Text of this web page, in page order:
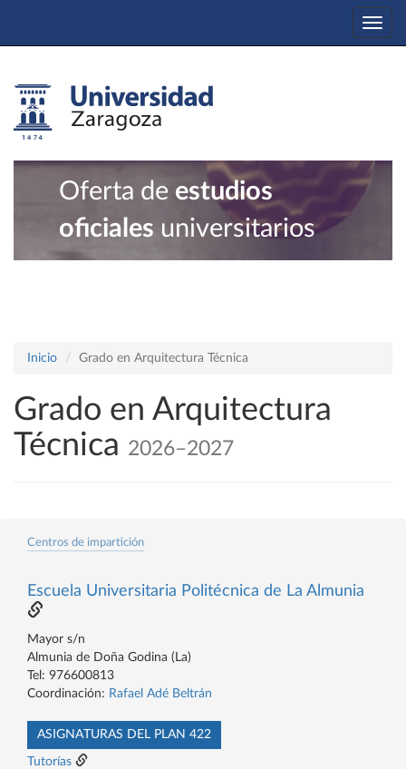
Oferta de estudios
oficiales universitarios
Inicio Grado en Arquitectura Técnica
Grado en Arquitectura
Técnica 2026–2027
Centros de impartición
Escuela Universitaria Politécnica de La Almunia
Mayor s/n
Almunia de Doña Godina (La)
Tel: 976600813
Coordinación: Rafael Adé Beltrán
ASIGNATURAS DEL PLAN 422
Tutorías